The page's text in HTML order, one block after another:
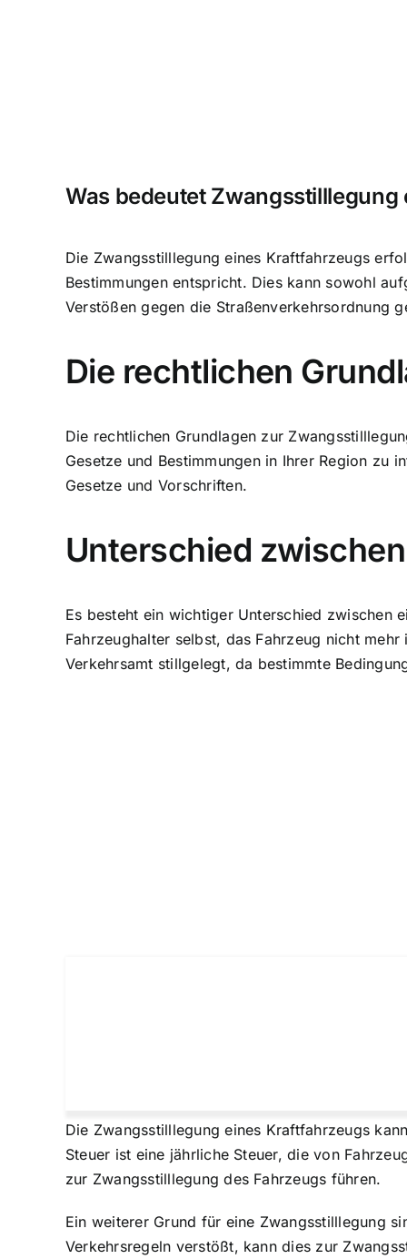
Was bedeutet Zwangsstilllegung
Die Zwangsstilllegung eines Kraftfahrzeugs
Bestimmungen entspricht. Dies kann sowohl
Verstößen gegen die Straßenverkehrsordnung
Die rechtlichen
Die rechtlichen Grundlagen zur
Gesetze und Bestimmungen in Ihrer Region zu
Gesetze und Vorschriften.
Unterschied
Es besteht ein wichtiger Unterschied zwischen
Fahrzeughalter selbst, das Fahrzeug nicht
Verkehrsamt stillgelegt, da bestimmte
Die Zwangsstilllegung eines Kraftfahrzeugs
Steuer ist eine jährliche Steuer, die von
zur Zwangsstilllegung des Fahrzeugs führen.
Ein weiterer Grund für eine Zwangsstilllegung
Verkehrsregeln verstößt, kann dies zur